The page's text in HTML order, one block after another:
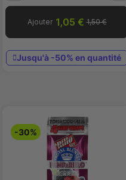
Ajouter 1,05 € 1,50 €
Jusqu'à -50% en quantité
-30%